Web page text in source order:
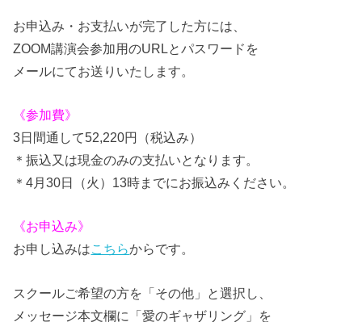
お申込み・お支払いが完了した方には、
ZOOM講演会参加用のURLとパスワードを
メールにてお送りいたします。
《参加費》
3日間通して52,220円（税込み）
＊振込又は現金のみの支払いとなります。
＊4月30日（火）13時までにお振込みください。
《お申込み》
お申し込みはこちらからです。
スクールご希望の方を「その他」と選択し、
メッセージ本文欄に「愛のギャザリング」を